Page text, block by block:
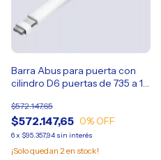
Barra Abus para puerta con
cilindro D6 puertas de 735 a 1
$572.147,65
$572.147,65
0% OFF
6x $95.357,94 sin interés
¡Solo quedan 2en stock!